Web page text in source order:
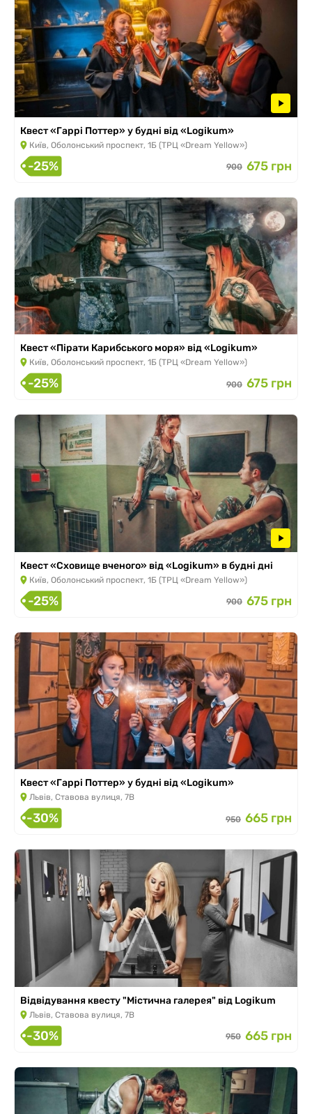
Квест «Гаррі Поттер» у будні від «Logikum»
Київ, Оболонський проспект, 1Б (ТРЦ «Dream Yellow»)
-25% 900 675 грн
Квест «Пірати Карибського моря» від «Logikum»
Київ, Оболонський проспект, 1Б (ТРЦ «Dream Yellow»)
-25% 900 675 грн
Квест «Сховище вченого» від «Logikum» в будні дні
Київ, Оболонський проспект, 1Б (ТРЦ «Dream Yellow»)
-25% 900 675 грн
Квест «Гаррі Поттер» у будні від «Logikum»
Львів, Ставова вулиця, 7В
-30% 950 665 грн
Відвідування квесту "Містична галерея" від Logikum
Львів, Ставова вулиця, 7В
-30% 950 665 грн